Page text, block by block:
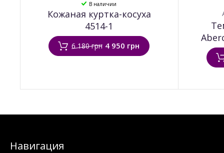
В наличии
Кожаная куртка-косуха
4514-1
6 180 грн 4 950 грн
Навигация